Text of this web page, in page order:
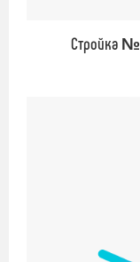
Стройка №